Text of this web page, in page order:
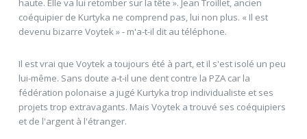
coéquipier de Kurtyka ne comprend pas, lui non plus. « Il est
devenu bizarre Voytek » - m'a-t-il dit au téléphone.
Il est vrai que Voytek a toujours été à part, et il s'est isolé un peu
lui-même. Sans doute a-t-il une dent contre la PZA car la
fédération polonaise a jugé Kurtyka trop individualiste et ses
projets trop extravagants. Mais Voytek a trouvé ses coéquipiers
et de l'argent à l'étranger.